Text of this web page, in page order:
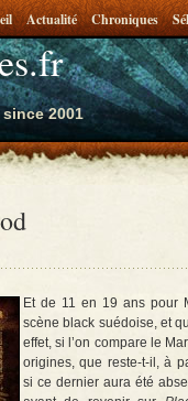
2001
Actualité Chroniques
Et de 11 en 19 ans pour
scène black suédoise, et
effet, si l’on compare le
origines, que reste-t-il, à
si ce dernier aura été